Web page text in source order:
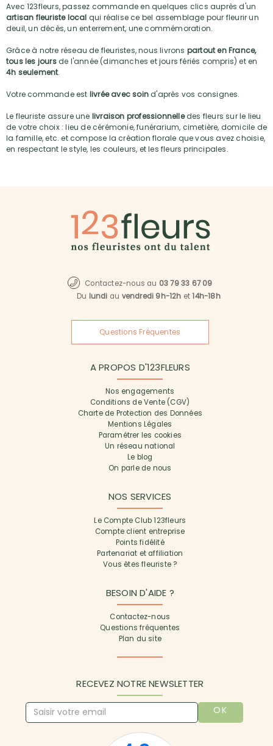
Avec 123fleurs, passez commande en quelques clics auprès d'un
artisan fleuriste local qui réalise ce bel assemblage pour fleurir un
deuil, un décès, un enterrement, une commémoration.
Grâce à notre réseau de fleuristes, nous livrons partout en France,
tous les joursde l'année (dimanches et jours fériés compris) et en
4h seulement.
Votre commande est livrée avec soind'après vos consignes.
Le fleuriste assure une livraison professionnelledes fleurs sur le lieu
de votre choix : lieu de cérémonie, funérarium, cimetière, domicile de
la famille, etc. et compose la création florale que vous avez choisie,
en respectant le style, les couleurs, et les fleurs principales.
Contactez-nous au 03 79 33 67 09
Du lundi au vendredi 9h-12h et14h-18h
Questions Fréquentes
A PROPOS D'123FLEURS
Nos engagements
Conditions de Vente (CGV)
Charte de Protection des Données
Mentions Légales
Paramétrer les cookies
Un réseau national
Le blog
On parle de nous
NOS SERVICES
Le Compte Club 123fleurs
Compte client entreprise
Points fidélité
Partenariat et affiliation
Vous êtes fleuriste ?
BESOIN D'AIDE ?
Contactez-nous
Questions fréquentes
Plan du site
RECEVEZ NOTRE NEWSLETTER
OK